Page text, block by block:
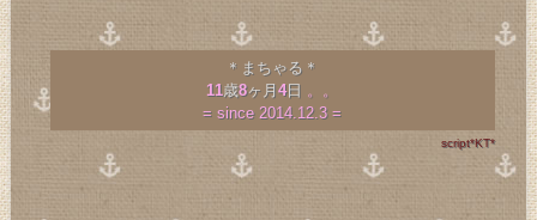
＊まちゃる＊
11歳8ヶ月4日 。。
= since 2014.12.3 =
script*KT*